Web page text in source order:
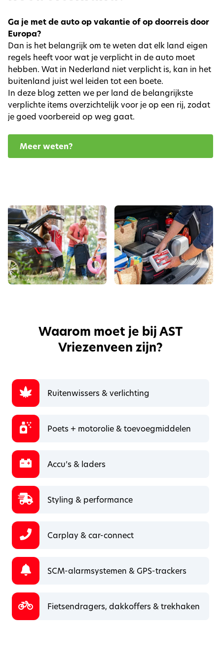
Ga je met de auto op vakantie of op doorreis door
Europa?
Dan is het belangrijk om te weten dat elk land eigen
regels heeft voor wat je verplicht in de auto moet
hebben. Wat in Nederland niet verplicht is, kan in het
buitenland juist wel leiden tot een boete.
In deze blog zetten we per land de belangrijkste
verplichte items overzichtelijk voor je op een rij, zodat
je goed voorbereid op weg gaat.
Meer weten?
Waarom moet je bij AST
Vriezenveen zijn?
Ruitenwissers & verlichting
Poets + motorolie & toevoegmiddelen
Accu’s & laders
Styling & performance
Carplay & car-connect
SCM-alarmsystemen & GPS-trackers
Fietsendragers, dakkoffers & trekhaken